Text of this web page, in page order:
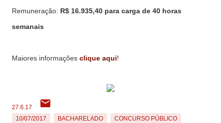
Remuneração: R$ 16.935,40 para carga de 40 horas
semanais
Maiores informações clique aqui!
27.6.17
10/07/2017
BACHARELADO CONCURSO PÚBLICO